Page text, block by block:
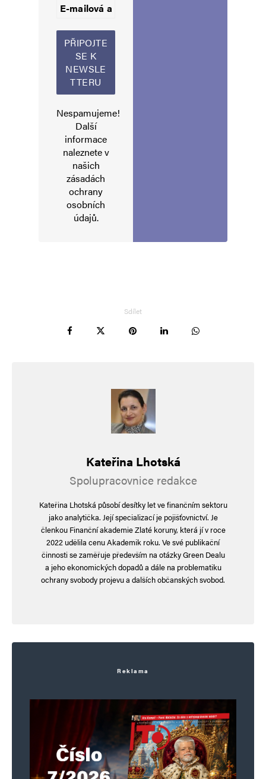
Alternative:
Nespamujeme!
Další
informace
naleznete v
našich
zásadách
ochrany
osobních
údajů.
Sdílet
Kateřina Lhotská
Spolupracovnice redakce
Kateřina Lhotská působí desítky let ve finančním sektoru
jako analytička. Její specializací je pojišťovnictví. Je
členkou Finanční akademie Zlaté koruny, která jí v roce
2022 udělila cenu Akademik roku. Ve své publikační
činnosti se zaměřuje především na otázky Green Dealu
a jeho ekonomických dopadů a dále na problematiku
ochrany svobody projevu a dalších občanských svobod.
Reklama